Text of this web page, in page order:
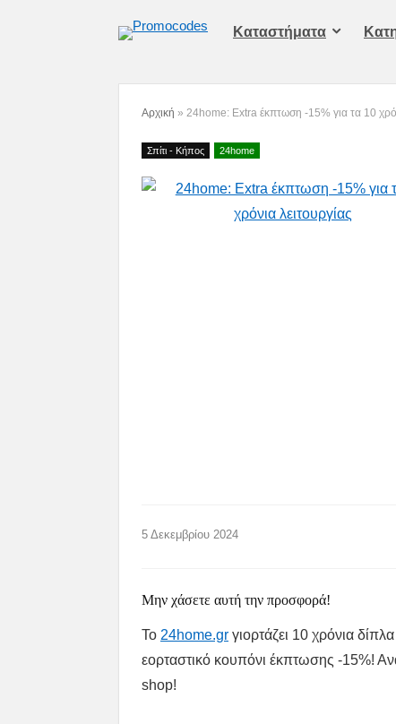
Καταστήματα
Αρχική » 24home: Extra έκπτωση -15% για τα 10
Σπίτι - Κήπος 24home
5 Δεκεμβρίου 2024
Μην χάσετε αυτή την προσφορά!
Το 24home.gr γιορτάζει 10 χρόνια
εορταστικό κουπόνι έκπτωσης -15%!
shop!